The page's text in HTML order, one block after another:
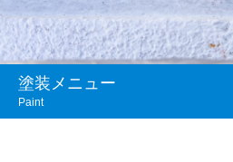
塗装メニュー
Paint